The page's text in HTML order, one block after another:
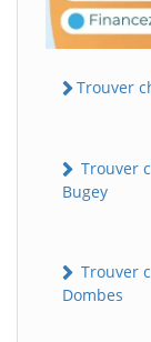
Trouver
Trouver
Bugey
Trouver
Dombes